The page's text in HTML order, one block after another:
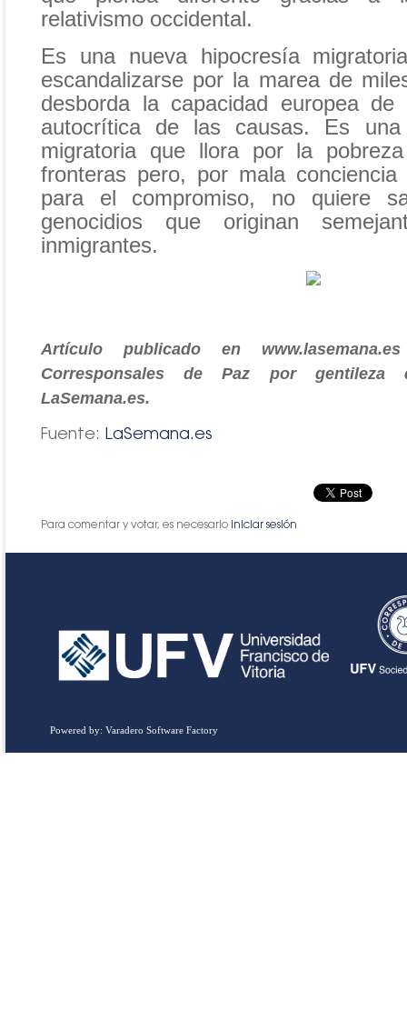
relativismo occidental.
Es una nueva hipocresía
escandalizarse por la marea de
desborda la capacidad europea
autocrítica de las causas. Es una
migratoria que llora por la
fronteras pero, por mala
para el compromiso, no quiere
genocidios que originan
inmigrantes.
Artículo publicado en
Corresponsales de Paz por
LaSemana.es.
Fuente: LaSemana.es
Para comentar y votar, es necesario iniciar sesión
Powered by: Varadero Software Factory